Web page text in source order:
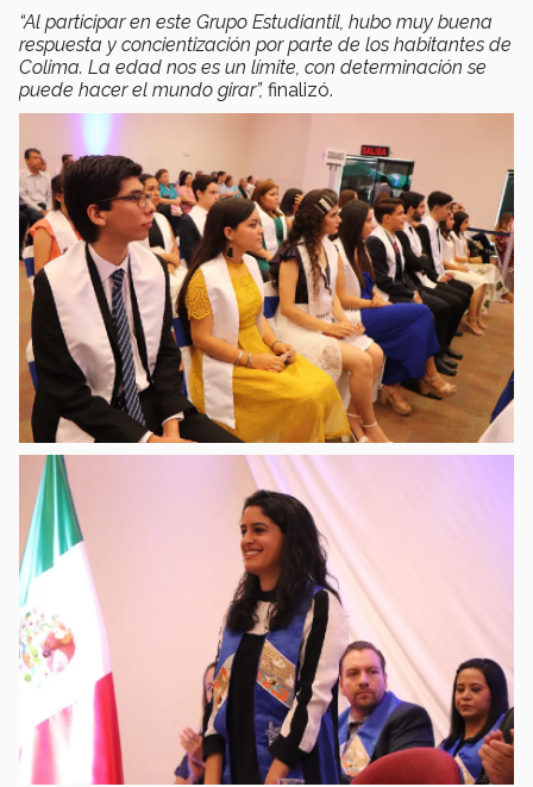
“Al participar en este Grupo Estudiantil, hubo muy buena
respuesta y concientización por parte de los habitantes de
Colima. La edad nos es un límite, con determinación se
puede hacer el mundo girar”, finalizó.